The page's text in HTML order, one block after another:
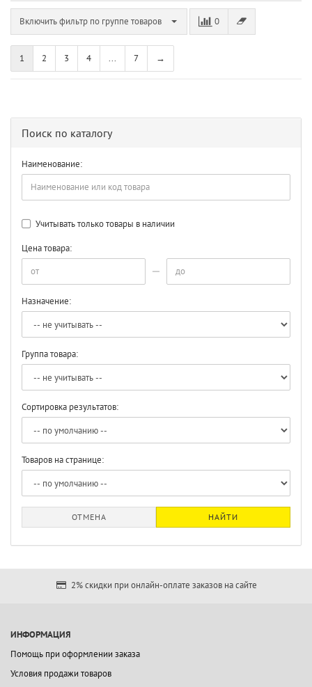
Включить фильтр по группе товаров 0
1 2 3 4 ... 7 →
Поиск по каталогу
Наименование:
Учитывать только товары в наличии
Цена товара:
Назначение:
Группа товара:
Сортировка результатов:
Товаров на странице:
ОТМЕНА НАЙТИ
2% скидки при онлайн-оплате заказов на сайте
ИНФОРМАЦИЯ
Помощь при оформлении заказа
Условия продажи товаров